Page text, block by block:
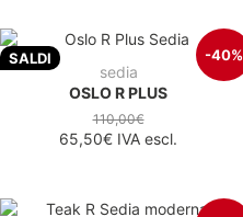
SALDI -40%
sedia
OSLO R PLUS
110,00€
65,50€ IVA escl.